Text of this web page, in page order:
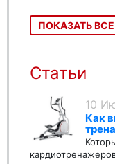
ПОКАЗАТЬ ВСЕ
Статьи
10
Как